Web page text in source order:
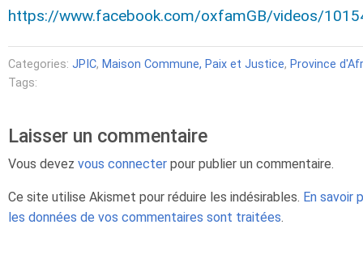
https://www.facebook.com/oxfamGB/videos/
Categories: JPIC, Maison Commune, Paix et Justice, Province
Tags:
Laisser un commentaire
Vous devez vous connecter pour publier un commentaire.
Ce site utilise Akismet pour réduire les indésirables. En savoir
les données de vos commentaires sont traitées.